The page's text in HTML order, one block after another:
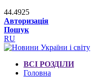
44.4925
Авторизація
Пошук
RU
ВСІ РОЗДІЛИ
Головна